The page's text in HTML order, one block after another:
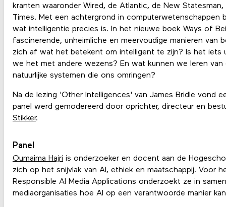
kranten waaronder Wired, de Atlantic, de New Statesman,
Times. Met een achtergrond in computerwetenschappen
wat intelligentie precies is. In het nieuwe boek Ways of
fascinerende, unheimliche en meervoudige manieren van
zich af wat het betekent om intelligent te zijn? Is het iets
we het met andere wezens? En wat kunnen we leren van
natuurlijke systemen die ons omringen?
Na de lezing 'Other Intelligences' van James Bridle vond
panel werd gemodereerd door oprichter, directeur en
Stikker.
Panel
Oumaima Hajri is onderzoeker en docent aan de
zich op het snijvlak van AI, ethiek en maatschappij. Voor
Responsible AI Media Applications onderzoekt ze in
mediaorganisaties hoe AI op een verantwoorde manier